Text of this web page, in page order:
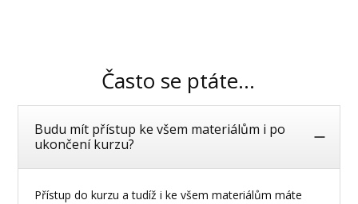
Často se ptáte...
Budu mít přístup ke všem materiálům i po
ukončení kurzu?
Přístup do kurzu a tudíž i ke všem materiálům máte